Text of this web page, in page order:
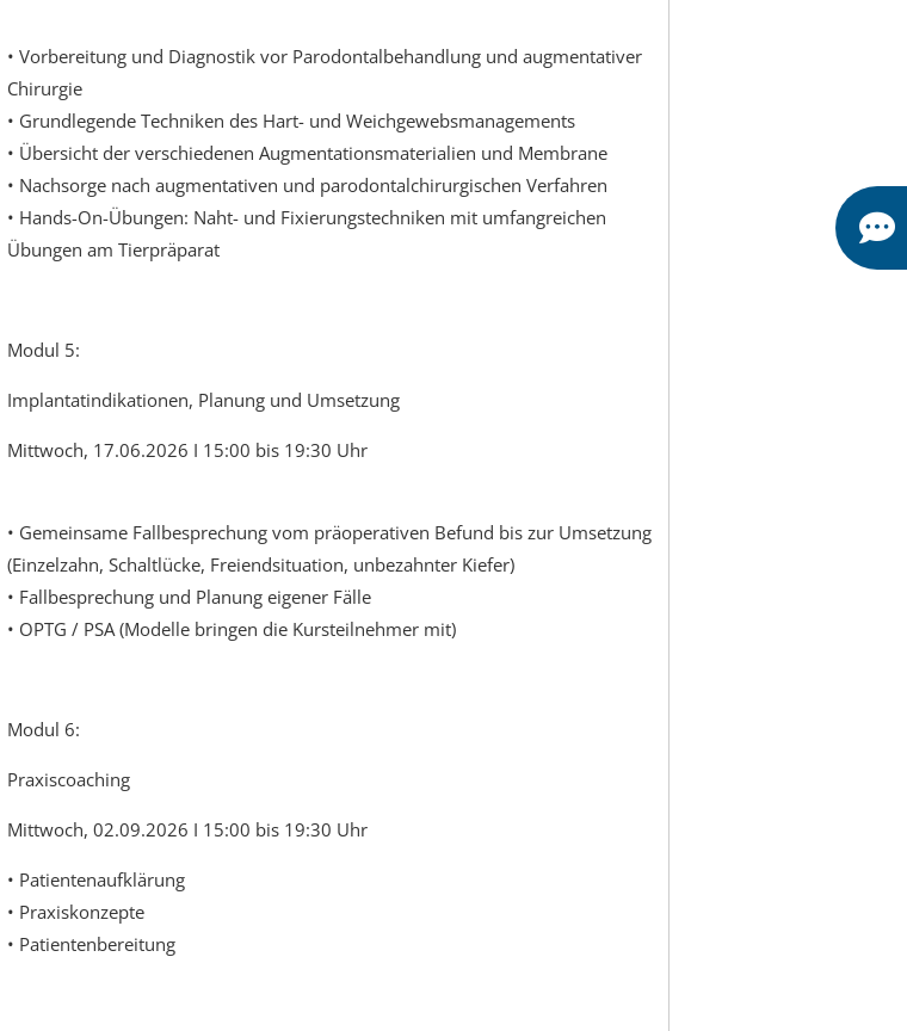
• Vorbereitung und Diagnostik vor Parodontalbehandlung und augmentativer
Chirurgie
• Grundlegende Techniken des Hart- und Weichgewebsmanagements
• Übersicht der verschiedenen Augmentationsmaterialien und Membrane
• Nachsorge nach augmentativen und parodontalchirurgischen Verfahren
• Hands-On-Übungen: Naht- und Fixierungstechniken mit umfangreichen
Übungen am Tierpräparat
Modul 5:
Implantatindikationen, Planung und Umsetzung
Mittwoch, 17.06.2026 I 15:00 bis 19:30 Uhr
• Gemeinsame Fallbesprechung vom präoperativen Befund bis zur Umsetzung
(Einzelzahn, Schaltlücke, Freiendsituation, unbezahnter Kiefer)
• Fallbesprechung und Planung eigener Fälle
• OPTG / PSA (Modelle bringen die Kursteilnehmer mit)
Modul 6:
Praxiscoaching
Mittwoch, 02.09.2026 I 15:00 bis 19:30 Uhr
• Patientenaufklärung
• Praxiskonzepte
• Patientenbereitung